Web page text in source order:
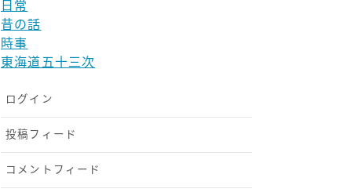
日常
昔の話
時事
東海道五十三次
ログイン
投稿フィード
コメントフィード